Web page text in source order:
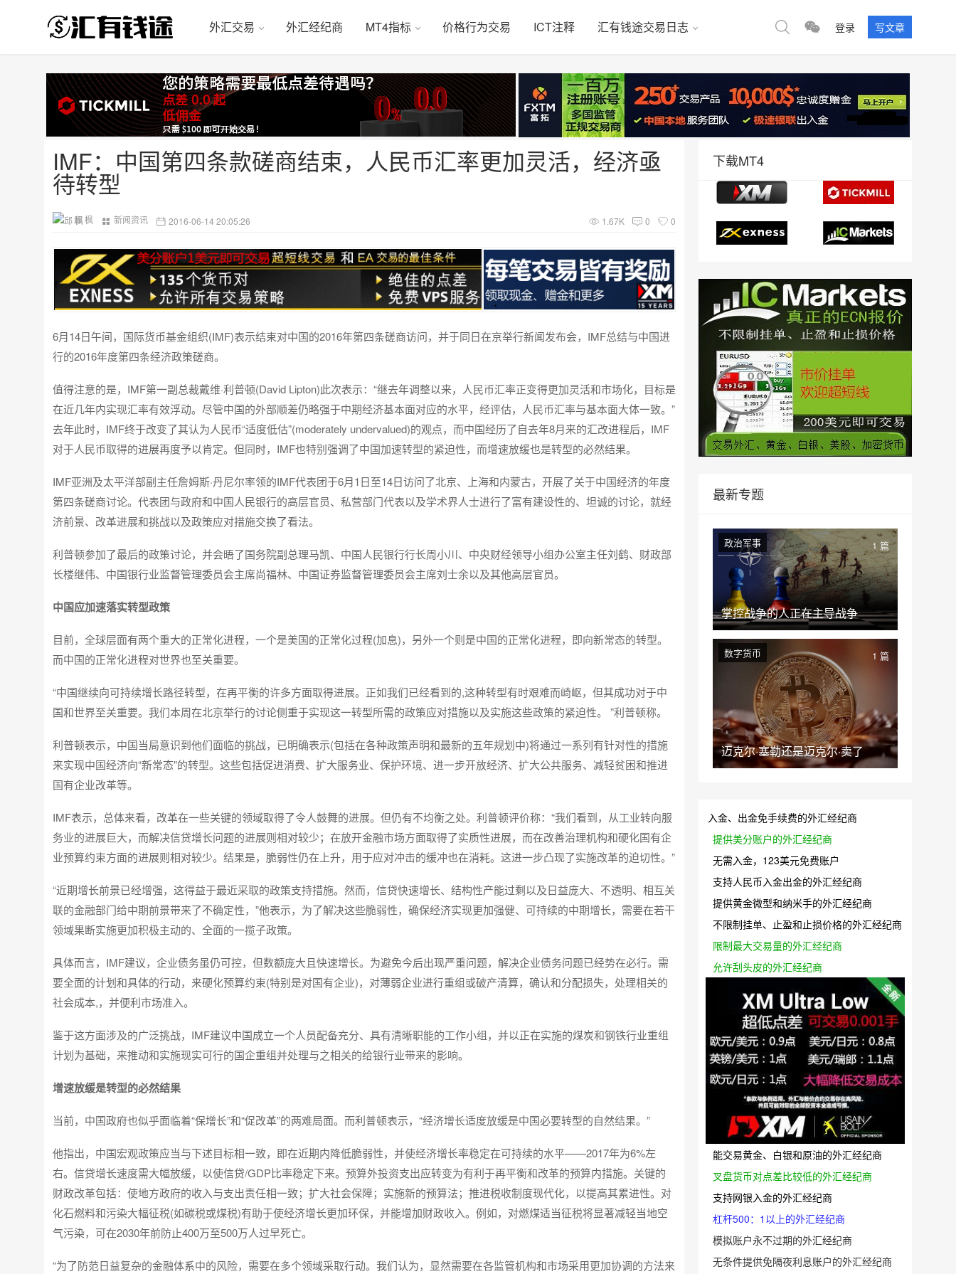
外汇交易 外汇经纪商 MT4指标 价格行为交易 ICT注释 汇有钱途交易日志 登录 写文章
IMF：中国第四条款磋商结束，人民币汇率更加灵活，经济亟
待转型
邱 枫 新闻资讯 2016-06-14 20:05:26 1.67K 0 0
6月14日午间，国际货币基金组织(IMF)表示结束对中国的2016年第四条磋商访问，并于同日在京举行新闻发布会，IMF总结与中国进
行的2016年度第四条经济政策磋商。
值得注意的是，IMF第一副总裁戴维·利普顿(David Lipton)此次表示：“继去年调整以来，人民币汇率正变得更加灵活和市场化，目标是
在近几年内实现汇率有效浮动。尽管中国的外部顺差仍略强于中期经济基本面对应的水平，经评估，人民币汇率与基本面大体一致。”
去年此时，IMF终于改变了其认为人民币“适度低估”(moderately undervalued)的观点，而中国经历了自去年8月来的汇改进程后，IMF
对于人民币取得的进展再度予以肯定。但同时，IMF也特别强调了中国加速转型的紧迫性，而增速放缓也是转型的必然结果。
IMF亚洲及太平洋部副主任詹姆斯·丹尼尔率领的IMF代表团于6月1日至14日访问了北京、上海和内蒙古，开展了关于中国经济的年度
第四条磋商讨论。代表团与政府和中国人民银行的高层官员、私营部门代表以及学术界人士进行了富有建设性的、坦诚的讨论，就经
济前景、改革进展和挑战以及政策应对措施交换了看法。
利普顿参加了最后的政策讨论，并会晤了国务院副总理马凯、中国人民银行行长周小川、中央财经领导小组办公室主任刘鹤、财政部
长楼继伟、中国银行业监督管理委员会主席尚福林、中国证券监督管理委员会主席刘士余以及其他高层官员。
中国应加速落实转型政策
目前，全球层面有两个重大的正常化进程，一个是美国的正常化过程(加息)，另外一个则是中国的正常化进程，即向新常态的转型。
而中国的正常化进程对世界也至关重要。
“中国继续向可持续增长路径转型，在再平衡的许多方面取得进展。正如我们已经看到的,这种转型有时艰难而崎岖，但其成功对于中
国和世界至关重要。我们本周在北京举行的讨论侧重于实现这一转型所需的政策应对措施以及实施这些政策的紧迫性。 ”利普顿称。
利普顿表示，中国当局意识到他们面临的挑战，已明确表示(包括在各种政策声明和最新的五年规划中)将通过一系列有针对性的措施
来实现中国经济向“新常态”的转型。这些包括促进消费、扩大服务业、保护环境、进一步开放经济、扩大公共服务、减轻贫困和推进
国有企业改革等。
IMF表示，总体来看，改革在一些关键的领域取得了令人鼓舞的进展。但仍有不均衡之处。利普顿评价称：“我们看到，从工业转向服
务业的进展巨大，而解决信贷增长问题的进展则相对较少；在放开金融市场方面取得了实质性进展，而在改善治理机构和硬化国有企
业预算约束方面的进展则相对较少。结果是，脆弱性仍在上升，用于应对冲击的缓冲也在消耗。这进一步凸现了实施改革的迫切性。”
“近期增长前景已经增强，这得益于最近采取的政策支持措施。然而，信贷快速增长、结构性产能过剩以及日益庞大、不透明、相互关
联的金融部门给中期前景带来了不确定性，”他表示，为了解决这些脆弱性，确保经济实现更加强健、可持续的中期增长，需要在若干
领域果断实施更加积极主动的、全面的一揽子政策。
具体而言，IMF建议，企业债务虽仍可控，但数额庞大且快速增长。为避免今后出现严重问题，解决企业债务问题已经势在必行。需
要全面的计划和具体的行动，来硬化预算约束(特别是对国有企业)，对薄弱企业进行重组或破产清算，确认和分配损失，处理相关的
社会成本,，并便利市场准入。
鉴于这方面涉及的广泛挑战，IMF建议中国成立一个人员配备充分、具有清晰职能的工作小组，并以正在实施的煤炭和钢铁行业重组
计划为基础，来推动和实施现实可行的国企重组并处理与之相关的给银行业带来的影响。
增速放缓是转型的必然结果
当前，中国政府也似乎面临着“保增长”和“促改革”的两难局面。而利普顿表示，“经济增长适度放缓是中国必要转型的自然结果。”
他指出，中国宏观政策应当与下述目标相一致，即在近期内降低脆弱性，并使经济增长率稳定在可持续的水平——2017年为6%左
右。信贷增长速度需大幅放缓，以使信贷/GDP比率稳定下来。预算外投资支出应转变为有利于再平衡和改革的预算内措施。关键的
财政改革包括：使地方政府的收入与支出责任相一致；扩大社会保障；实施新的预算法；推进税收制度现代化，以提高其累进性。对
化石燃料和污染大幅征税(如碳税或煤税)有助于使经济增长更加环保，并能增加财政收入。例如，对燃煤适当征税将显著减轻当地空
气污染，可在2030年前防止400万至500万人过早死亡。
“为了防范日益复杂的金融体系中的风险，需要在多个领域采取行动。我们认为，显然需要在各监管机构和市场采用更加协调的方法来
下载MT4
最新专题
掌控战争的人正在主导战争
政治军事 1 篇
迈克尔·塞勒还是迈克尔·卖了
数字货币 1 篇
入金、出金免手续费的外汇经纪商
提供美分账户的外汇经纪商
无需入金，123美元免费账户
支持人民币入金出金的外汇经纪商
提供黄金微型和纳米手的外汇经纪商
不限制挂单、止盈和止损价格的外汇经纪商
限制最大交易量的外汇经纪商
允许刮头皮的外汇经纪商
能交易黄金、白银和原油的外汇经纪商
叉盘货币对点差比较低的外汇经纪商
支持网银入金的外汇经纪商
杠杆500：1以上的外汇经纪商
模拟账户永不过期的外汇经纪商
无条件提供免隔夜利息账户的外汇经纪商